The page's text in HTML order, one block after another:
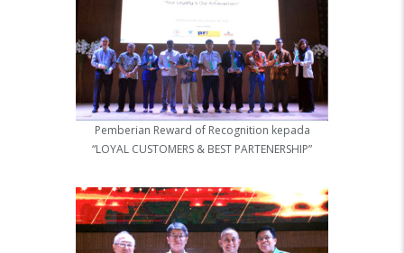
Pemberian Reward of Recognition kepada
“LOYAL CUSTOMERS & BEST PARTENERSHIP”